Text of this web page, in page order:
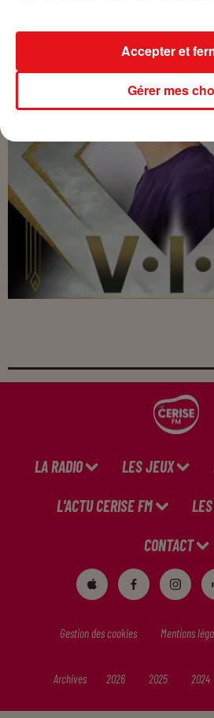
LA RADIO LES JEUX
L'ACTU CERISE FM
CONTACT
Gestion des cookies Mentions
Archives 2026 2025 2024
Gérer mes
Accepter et